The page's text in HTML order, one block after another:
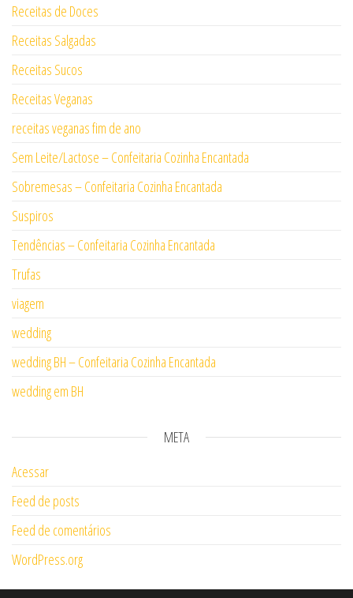
Receitas de Doces
Receitas Salgadas
Receitas Sucos
Receitas Veganas
receitas veganas fim de ano
Sem Leite/Lactose – Confeitaria Cozinha Encantada
Sobremesas – Confeitaria Cozinha Encantada
Suspiros
Tendências – Confeitaria Cozinha Encantada
Trufas
viagem
wedding
wedding BH – Confeitaria Cozinha Encantada
wedding em BH
META
Acessar
Feed de posts
Feed de comentários
WordPress.org